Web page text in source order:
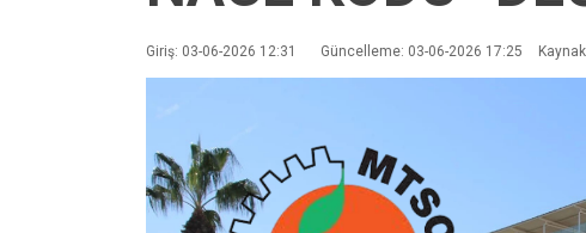
Giriş: 03-06-2026 12:31 Güncelleme: 03-06-2026 17:25